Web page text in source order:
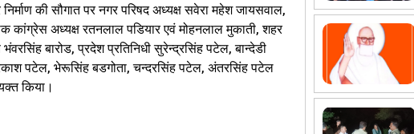
की सौगात पर नगर परिषद अध्यक्ष सवेरा महेश जायसवाल,
कांग्रेस अध्यक्ष रतनलाल पडियार एवं मोहनलाल मुकाती, शहर
बारोड, प्रदेश प्रतिनिधी सुरेन्द्रसिंह पटेल, बान्देडी
पटेल, भेरूसिंह बडगोता, चन्दरसिंह पटेल, अंतरसिंह पटेल
किया।